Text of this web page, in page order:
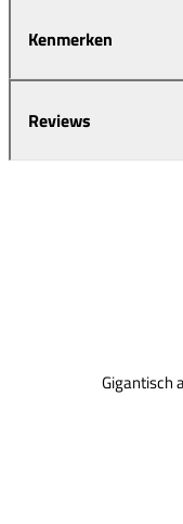
Kenmerken
Reviews
Gigantisch